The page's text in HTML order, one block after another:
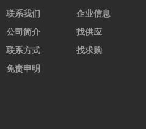
联系我们
公司简介
联系方式
免责申明
企业信息
找供应
找求购